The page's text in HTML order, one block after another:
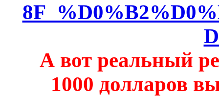
А вот реальный
1000 долларов